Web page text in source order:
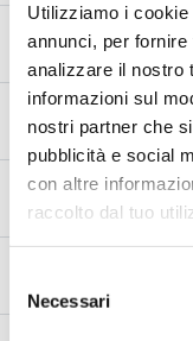
Utilizziamo i
annunci, per
analizzare il nostro
informazioni sul
nostri partner che
pubblicità e social
con altre
raccolto dal tuo
delNecessari
Endkappenmaterial
Kohlefaser
Edelstahl AISI 304
Befestigungsart
Halterung
Ja - Für den